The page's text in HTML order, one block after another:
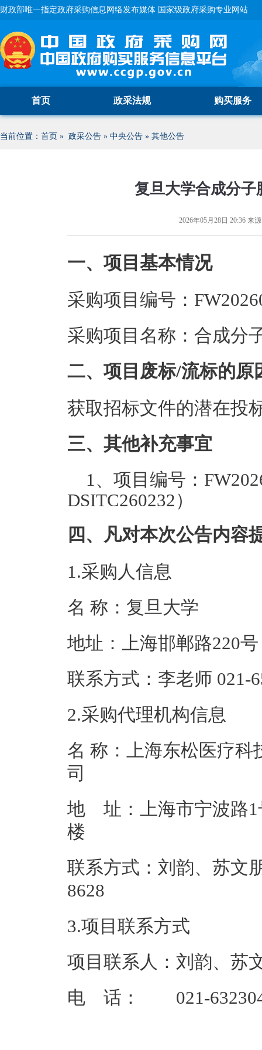
财政部唯一指定政府采购信息网络发布媒体 国家级政府采购专业网站
首页 政采法规 购买服务
当前位置： 首页 » 政采公告 » 中央公告 » 其他公告
复旦大学合成分
2026年05月28日 20:36 来
一、项目基本情况
采购项目编号：
采购项目名称：合成分
二、项目废标/流标的原
获取招标文件的潜在投
三、其他补充事宜
1、项目编号：
DSITC260232）
四、凡对本次公告内容
1.采购人信息
名 称：复旦
地址：上海
联系方式：李老
2.采购代理机构信息
名 称：上海东松医疗科
地 址：上海市宁波路1
联系方式：刘韵、苏文
3.项目联系方式
项目联系人：刘韵、苏
电 话： 021-